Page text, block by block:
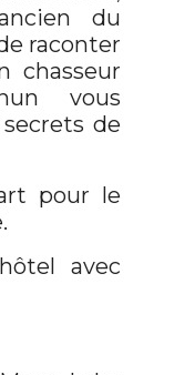
du
raconter
chasseur
vous
de
pour le
avec